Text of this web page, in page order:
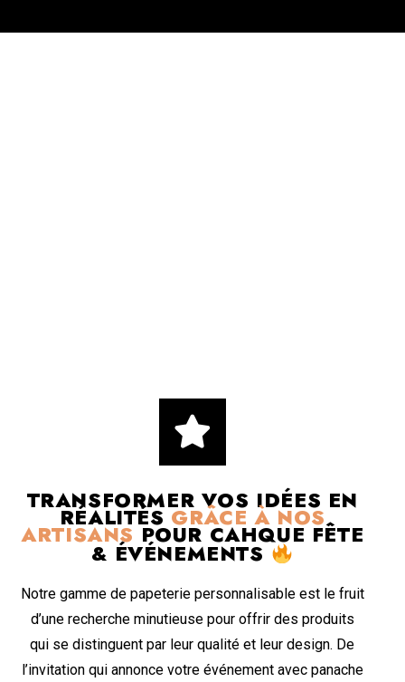
TRANSFORMER VOS IDÉES EN
RÉALITÉSGRÂCE À NOS
ARTISANSPOUR CAHQUE FÊTE
& ÉVÉNEMENTS
Notre gamme de papeterie personnalisable est le fruit
d’une recherche minutieuse pour offrir des produits
qui se distinguent par leur qualité et leur design. De
l’invitation qui annonce votre événement avec panache